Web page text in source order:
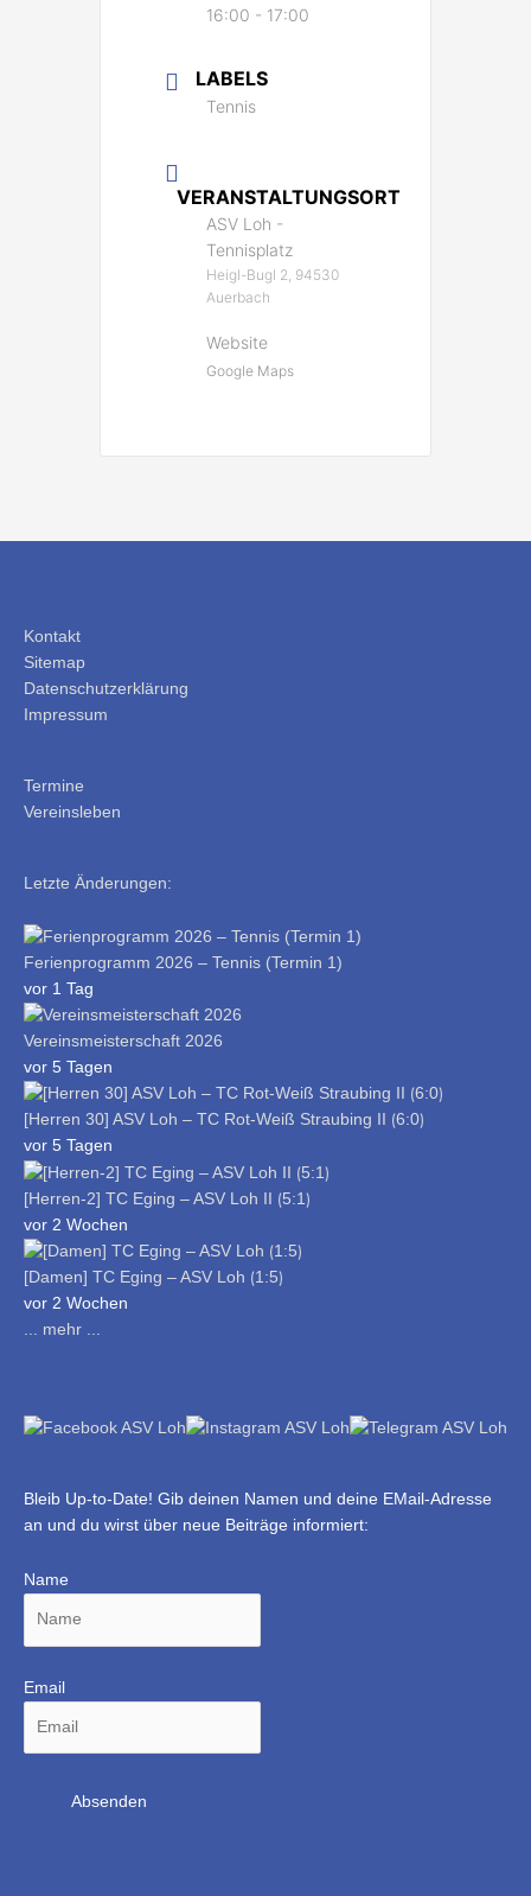
16:00 - 17:00
LABELS
Tennis
VERANSTALTUNGSORT
ASV Loh -
Tennisplatz
Heigl-Bugl 2, 94530
Auerbach
Website
Google Maps
Kontakt
Sitemap
Datenschutzerklärung
Impressum
Termine
Vereinsleben
Letzte Änderungen:
Ferienprogramm 2026 – Tennis (Termin 1)
vor 1 Tag
Vereinsmeisterschaft 2026
vor 5 Tagen
[Herren 30] ASV Loh – TC Rot-Weiß Straubing II ⟮6:0⟯
vor 5 Tagen
[Herren-2] TC Eging – ASV Loh II ⟮5:1⟯
vor 2 Wochen
[Damen] TC Eging – ASV Loh ⟮1:5⟯
vor 2 Wochen
... mehr ...
Bleib Up-to-Date! Gib deinen Namen und deine EMail-Adresse
an und du wirst über neue Beiträge informiert:
Name
Email